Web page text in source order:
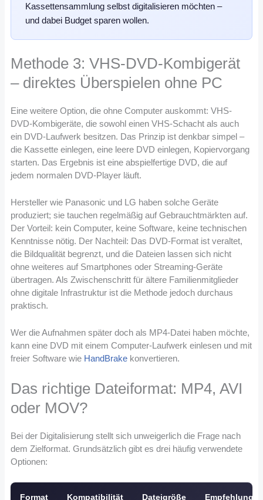
Kassettensammlung selbst digitalisieren möchten –
und dabei Budget sparen wollen.
Methode 3: VHS-DVD-Kombigerät
– direktes Überspielen ohne PC
Eine weitere Option, die ohne Computer auskommt: VHS-
DVD-Kombigeräte, die sowohl einen VHS-Schacht als auch
ein DVD-Laufwerk besitzen. Das Prinzip ist denkbar simpel –
die Kassette einlegen, eine leere DVD einlegen, Kopiervorgang
starten. Das Ergebnis ist eine abspielfertige DVD, die auf
jedem normalen DVD-Player läuft.
Hersteller wie Panasonic und LG haben solche Geräte
produziert; sie tauchen regelmäßig auf Gebrauchtmärkten auf.
Der Vorteil: kein Computer, keine Software, keine technischen
Kenntnisse nötig. Der Nachteil: Das DVD-Format ist veraltet,
die Bildqualität begrenzt, und die Dateien lassen sich nicht
ohne weiteres auf Smartphones oder Streaming-Geräte
übertragen. Als Zwischenschritt für ältere Familienmitglieder
ohne digitale Infrastruktur ist die Methode jedoch durchaus
praktisch.
Wer die Aufnahmen später doch als MP4-Datei haben möchte,
kann eine DVD mit einem Computer-Laufwerk einlesen und mit
freier Software wie HandBrake konvertieren.
Das richtige Dateiformat: MP4, AVI
oder MOV?
Bei der Digitalisierung stellt sich unweigerlich die Frage nach
dem Zielformat. Grundsätzlich gibt es drei häufig verwendete
Optionen:
Format Kompatibilität Dateigröße Empfehlung